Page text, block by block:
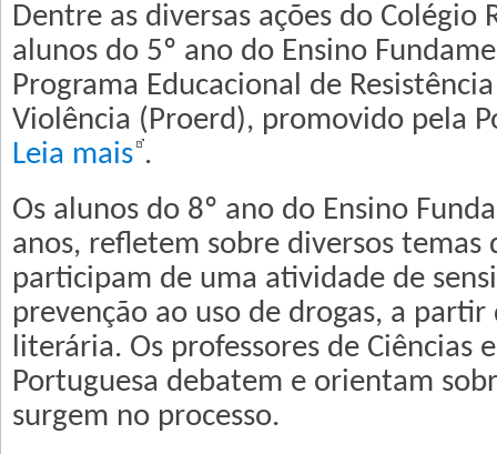
Dentre as diversas ações do Colégio
alunos do 5º ano do Ensino
Programa Educacional de
Violência (Proerd), promovido pela
Leia mais .
Os alunos do 8º ano do Ensino
anos, refletem sobre diversos temas
participam de uma atividade de
prevenção ao uso de drogas, a partir
literária. Os professores de Ciências
Portuguesa debatem e orientam
surgem no processo.